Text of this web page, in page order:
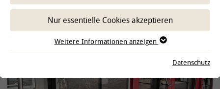
Nur essentielle Cookies akzeptieren
Weitere Informationen anzeigen
Datenschutz